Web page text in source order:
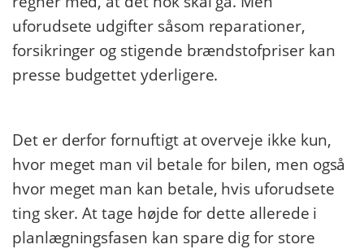
uforudsete udgifter såsom reparationer,
forsikringer og stigende brændstofpriser kan
presse budgettet yderligere.
Det er derfor fornuftigt at overveje ikke kun,
hvor meget man vil betale for bilen, men også
hvor meget man kan betale, hvis uforudsete
ting sker. At tage højde for dette allerede i
planlægningsfasen kan spare dig for store